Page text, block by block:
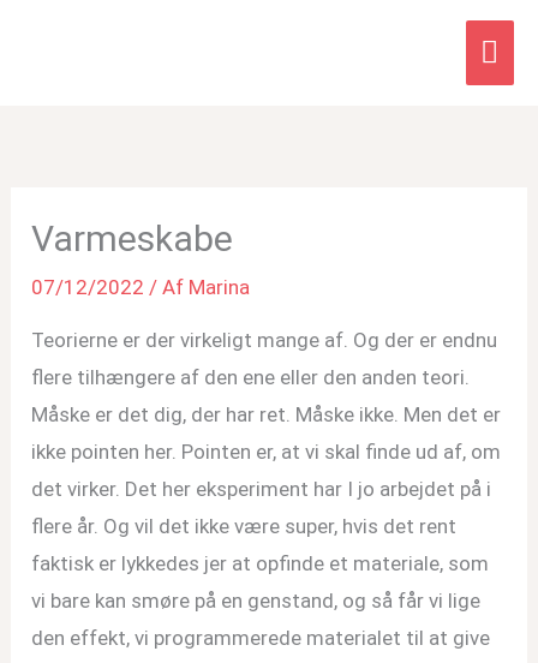
Varmeskabe
07/12/2022/ Af Marina
Teorierne er der virkeligt mange af. Og der er endnu
flere tilhængere af den ene eller den anden teori.
Måske er det dig, der har ret. Måske ikke. Men det er
ikke pointen her. Pointen er, at vi skal finde ud af, om
det virker. Det her eksperiment har I jo arbejdet på i
flere år. Og vil det ikke være super, hvis det rent
faktisk er lykkedes jer at opfinde et materiale, som
vi bare kan smøre på en genstand, og så får vi lige
den effekt, vi programmerede materialet til at give